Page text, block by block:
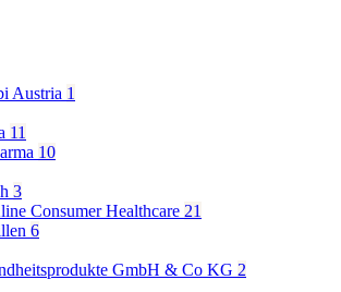
Austria 1
11
10
3
Consumer Healthcare 21
6
GmbH & Co KG 2